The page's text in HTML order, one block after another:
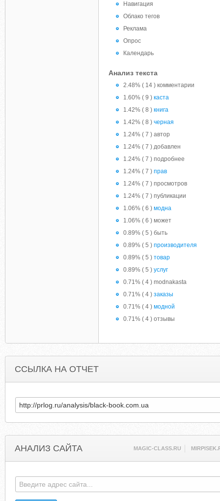
Навигация
Облако тегов
Реклама
Опрос
Календарь
Анализ текста
2.48% ( 14 ) комментарии
1.60% ( 9 ) каста
1.42% ( 8 ) книга
1.42% ( 8 ) черная
1.24% ( 7 ) автор
1.24% ( 7 ) добавлен
1.24% ( 7 ) подробнее
1.24% ( 7 ) прав
1.24% ( 7 ) просмотров
1.24% ( 7 ) публикации
1.06% ( 6 ) модна
1.06% ( 6 ) может
0.89% ( 5 ) быть
0.89% ( 5 ) производителя
0.89% ( 5 ) товар
0.89% ( 5 ) услуг
0.71% ( 4 ) modnakasta
0.71% ( 4 ) заказы
0.71% ( 4 ) модной
0.71% ( 4 ) отзывы
ССЫЛКА НА ОТЧЕТ
АНАЛИЗ САЙТА MAGIC-CLASS.RU